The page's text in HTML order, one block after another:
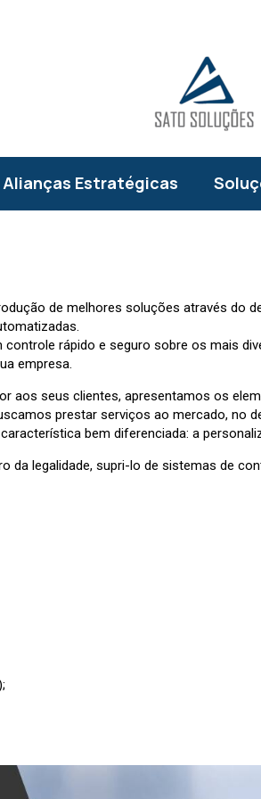
Alianças Estratégicas
de melhores soluções através do
rápido e seguro sobre os mais
empresa.
aos seus clientes, apresentamos os
prestar serviços ao mercado, no
bem diferenciada: a
da legalidade, supri-lo de sistemas de